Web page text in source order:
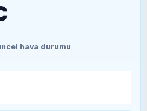
Muharebeleri (10-24
hava durumu